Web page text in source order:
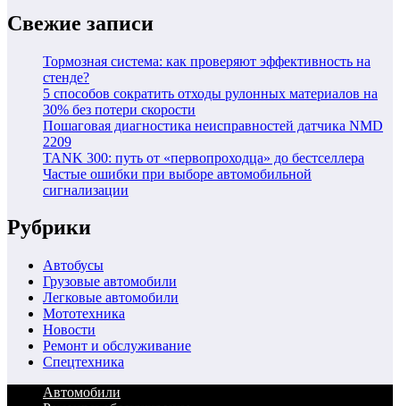
Свежие записи
Тормозная система: как проверяют эффективность на
стенде?
5 способов сократить отходы рулонных материалов на
30% без потери скорости
Пошаговая диагностика неисправностей датчика NMD
2209
TANK 300: путь от «первопроходца» до бестселлера
Частые ошибки при выборе автомобильной
сигнализации
Рубрики
Автобусы
Грузовые автомобили
Легковые автомобили
Мототехника
Новости
Ремонт и обслуживание
Спецтехника
Автомобили